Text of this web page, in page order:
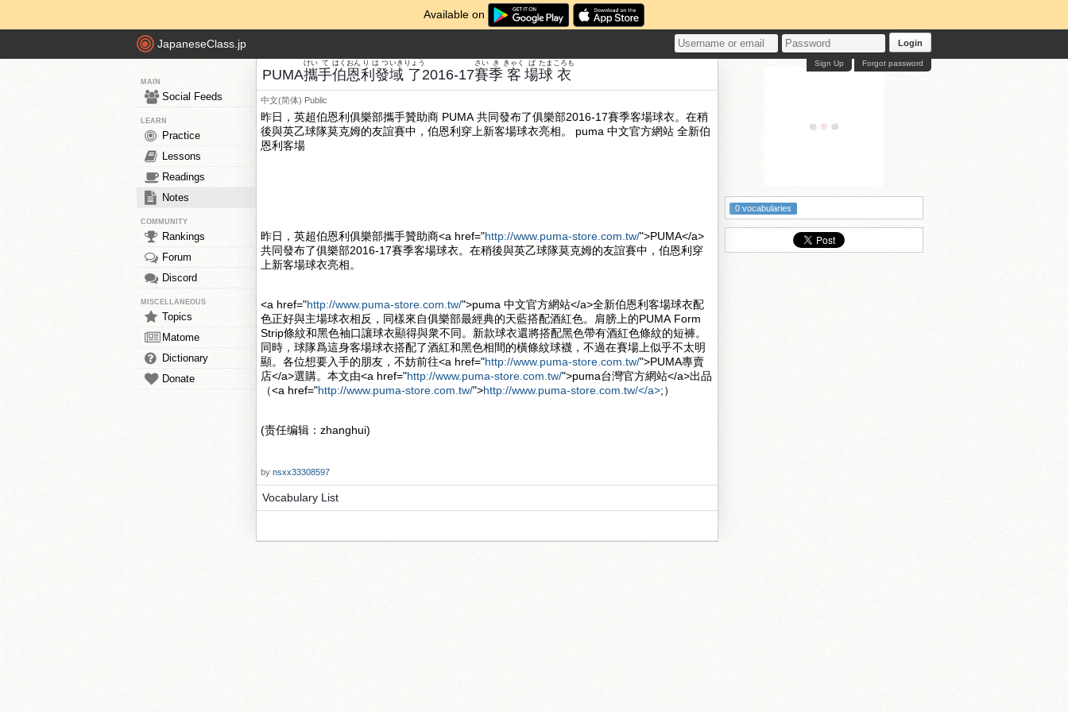
Available on
JapaneseClass.jp Login
Forgot password
Sign Up
MAIN
Social Feeds
LEARN
Practice
Lessons
Readings
Notes
COMMUNITY
Rankings
Forum
Discord
MISCELLANEOUS
Topics
Matome
Dictionary
Donate
PUMA攜
けい
手
て
伯
はく
恩
おん
利發
りはつ
域
いき
了
りょう
2016-17賽
さい
季
き
客
きゃく
場
ば
球
たま
衣
ころも
中文(简体) Public
昨日，英超伯恩利俱樂部攜手贊助商 PUMA 共同發布了俱樂部2016-17賽季客場球衣。在稍
後與英乙球隊莫克姆的友誼賽中，伯恩利穿上新客場球衣亮相。 puma 中文官方網站 全新伯
恩利客場
昨日，英超伯恩利俱樂部攜手贊助商<a href="http://www.puma-store.com.tw/">PUMA</a>
共同發布了俱樂部2016-17賽季客場球衣。在稍後與英乙球隊莫克姆的友誼賽中，伯恩利穿
上新客場球衣亮相。
<a href="http://www.puma-store.com.tw/">puma 中文官方網站</a>全新伯恩利客場球衣配
色正好與主場球衣相反，同樣來自俱樂部最經典的天藍搭配酒紅色。肩膀上的PUMA Form
Strip條紋和黑色袖口讓球衣顯得與衆不同。新款球衣還將搭配黑色帶有酒紅色條紋的短褲。
同時，球隊爲這身客場球衣搭配了酒紅和黑色相間的橫條紋球襪，不過在賽場上似乎不太明
顯。各位想要入手的朋友，不妨前往<a href="http://www.puma-store.com.tw/">PUMA專賣
店</a>選購。本文由<a href="http://www.puma-store.com.tw/">puma台灣官方網站</a>出品
（<a href="http://www.puma-store.com.tw/">http://www.puma-store.com.tw/</a>;）
(责任编辑：zhanghui)
by nsxx33308597
Vocabulary List
0 vocabularies